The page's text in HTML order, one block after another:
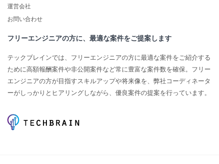
運営会社
お問い合わせ
フリーエンジニアの方に、最適な案件をご提案します
テックブレインでは、フリーエンジニアの方に最適な案件をご紹介する
ために高額報酬案件や非公開案件など常に豊富な案件数を確保。フリー
エンジニアの方が目指すスキルアップや将来像を、弊社コーディネータ
ーがしっかりとヒアリングしながら、優良案件の提案を行っています。